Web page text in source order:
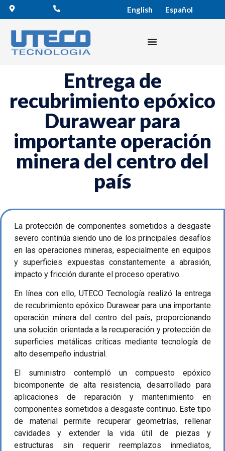
English Español
Entrega de
recubrimiento epóxico
Durawear para
importante operación
minera del centro del
país
La protección de componentes sometidos a desgaste
severo continúa siendo uno de los principales desafíos
en las operaciones mineras, especialmente en equipos
y superficies expuestas constantemente a abrasión,
impacto y fricción durante el proceso operativo.
En línea con ello, UTECO Tecnología realizó la entrega
de recubrimiento epóxico Durawear para una importante
operación minera del centro del país, proporcionando
una solución orientada a la recuperación y protección de
superficies metálicas críticas mediante tecnología de
alto desempeño industrial.
El suministro contempló un compuesto epóxico
bicomponente de alta resistencia, desarrollado para
aplicaciones de reparación y mantenimiento en
componentes sometidos a desgaste continuo. Este tipo
de material permite recuperar geometrías, rellenar
cavidades y extender la vida útil de piezas y
estructuras sin requerir reemplazos inmediatos,